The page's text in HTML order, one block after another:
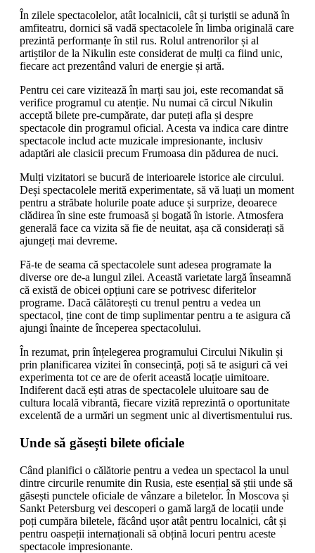
În zilele spectacolelor, atât localnicii, cât și turiștii se adună în
amfiteatru, dornici să vadă spectacolele în limba originală care
prezintă performanțe în stil rus. Rolul antrenorilor și al
artiștilor de la Nikulin este considerat de mulți ca fiind unic,
fiecare act prezentând valuri de energie și artă.
Pentru cei care vizitează în marți sau joi, este recomandat să
verifice programul cu atenție. Nu numai că circul Nikulin
acceptă bilete pre-cumpărate, dar puteți afla și despre
spectacole din programul oficial. Acesta va indica care dintre
spectacole includ acte muzicale impresionante, inclusiv
adaptări ale clasicii precum Frumoasa din pădurea de nuci.
Mulți vizitatori se bucură de interioarele istorice ale circului.
Deși spectacolele merită experimentate, să vă luați un moment
pentru a străbate holurile poate aduce și surprize, deoarece
clădirea în sine este frumoasă și bogată în istorie. Atmosfera
generală face ca vizita să fie de neuitat, așa că considerați să
ajungeți mai devreme.
Fă-te de seama că spectacolele sunt adesea programate la
diverse ore de-a lungul zilei. Această varietate largă înseamnă
că există de obicei opțiuni care se potrivesc diferitelor
programe. Dacă călătorești cu trenul pentru a vedea un
spectacol, ține cont de timp suplimentar pentru a te asigura că
ajungi înainte de începerea spectacolului.
În rezumat, prin înțelegerea programului Circului Nikulin și
prin planificarea vizitei în consecință, poți să te asiguri că vei
experimenta tot ce are de oferit această locație uimitoare.
Indiferent dacă ești atras de spectacolele uluitoare sau de
cultura locală vibrantă, fiecare vizită reprezintă o oportunitate
excelentă de a urmări un segment unic al divertismentului rus.
Unde să găsești bilete oficiale
Când planifici o călătorie pentru a vedea un spectacol la unul
dintre circurile renumite din Rusia, este esențial să știi unde să
găsești punctele oficiale de vânzare a biletelor. În Moscova și
Sankt Petersburg vei descoperi o gamă largă de locații unde
poți cumpăra biletele, făcând ușor atât pentru localnici, cât și
pentru oaspeții internaționali să obțină locuri pentru aceste
spectacole impresionante.